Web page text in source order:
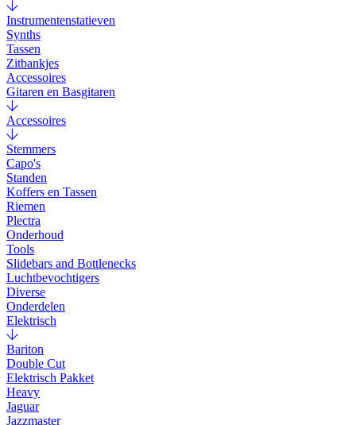
Instrumentenstatieven
Synths
Tassen
Zitbankjes
Accessoires
Gitaren en Basgitaren
Accessoires
Stemmers
Capo's
Standen
Koffers en Tassen
Riemen
Plectra
Onderhoud
Tools
Slidebars and Bottlenecks
Luchtbevochtigers
Diverse
Onderdelen
Elektrisch
Bariton
Double Cut
Elektrisch Pakket
Heavy
Jaguar
Jazzmaster